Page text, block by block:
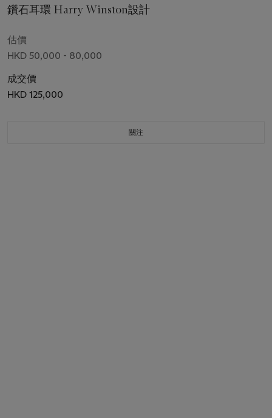
鑽石耳環 Harry Winston設計
估價
HKD 50,000 - 80,000
成交價
HKD 125,000
關注